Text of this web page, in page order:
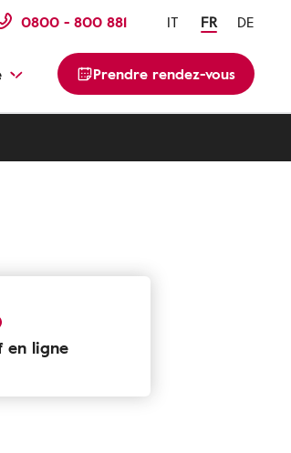
0800 - 800 881 IT FR DE
Prendre rendez-vous
en ligne